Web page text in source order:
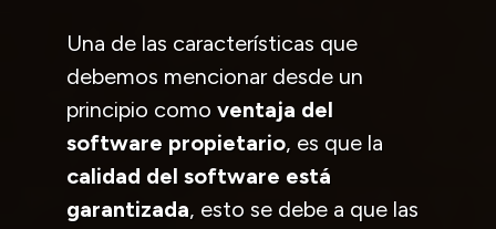
Una de las características que
debemos mencionar desde un
principio como ventaja del
software propietario, es que la
calidad del software está
garantizada, esto se debe a que las